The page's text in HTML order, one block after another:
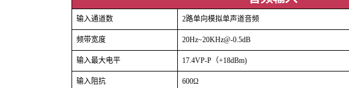
输入通道数 2路单向模拟单声道音频
频带宽度 20Hz~20KHz@-0.5dB
输入最大电平 17.4VP-P（+18dBm)
输入阻抗 600Ω